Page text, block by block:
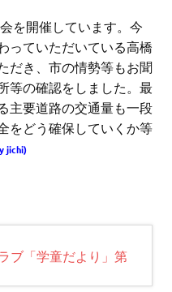
を開催しています。今
っていただいている高橋
だき、市の情勢等もお聞
等の確認をしました。最
主要道路の交通量も一段
をどう確保していくか等
jichi)
ブ「学童だより」第